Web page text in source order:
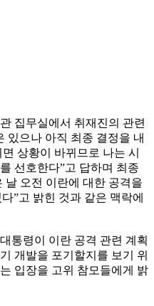
집무실에서 취재진의 관련
있으나 아직 최종 결정을 내
상황이 바뀌므로 나는 시
선호한다”고 답하며 최종
날 오전 이란에 대한 공격을
”고 밝힌 것과 같은 맥락에
통령이 이란 공격 관련 계획
개발을 포기할지를 보기 위
입장을 고위 참모들에게 밝